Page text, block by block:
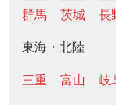
群馬
茨城 長
東海・北陸
三重 富山 岐